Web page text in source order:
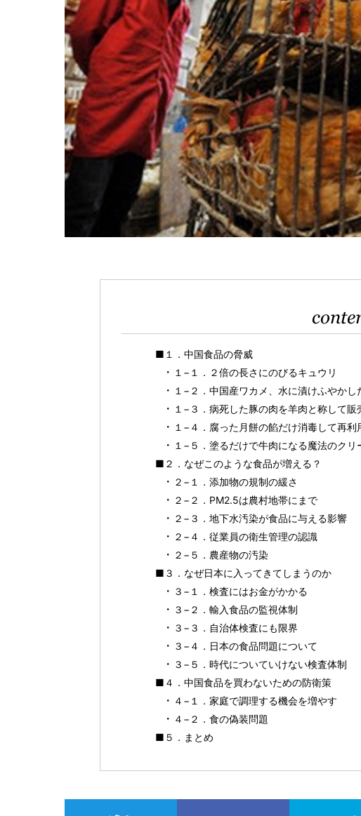
■１．中国食品の脅威
１−１．２倍の長さにのびるキュウリ
１−２．中国産ワカメ、水に漬けふやかし
１−３．病死した豚の肉を羊肉と称して販
１−４．腐った月餅の餡だけ消毒して再利
１−５．塗るだけで牛肉になる魔法のクリ
■２．なぜこのような食品が増える？
２−１．添加物の規制の緩さ
２−２．PM2.5は農村地帯にまで
２−３．地下水汚染が食品に与える影響
２−４．従業員の衛生管理の認識
２−５．農産物の汚染
■３．なぜ日本に入ってきてしまうのか
３−１．検査にはお金がかかる
３−２．輸入食品の監視体制
３−３．自治体検査にも限界
３−４．日本の食品問題について
３−５．時代についていけない検査体制
■４．中国食品を買わないための防衛策
４−１．家庭で調理する機会を増やす
４−２．食の偽装問題
■５．まとめ